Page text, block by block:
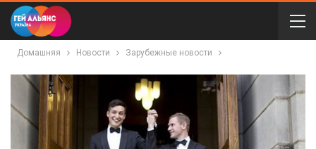
Домашняя Новости Зарубежные новости